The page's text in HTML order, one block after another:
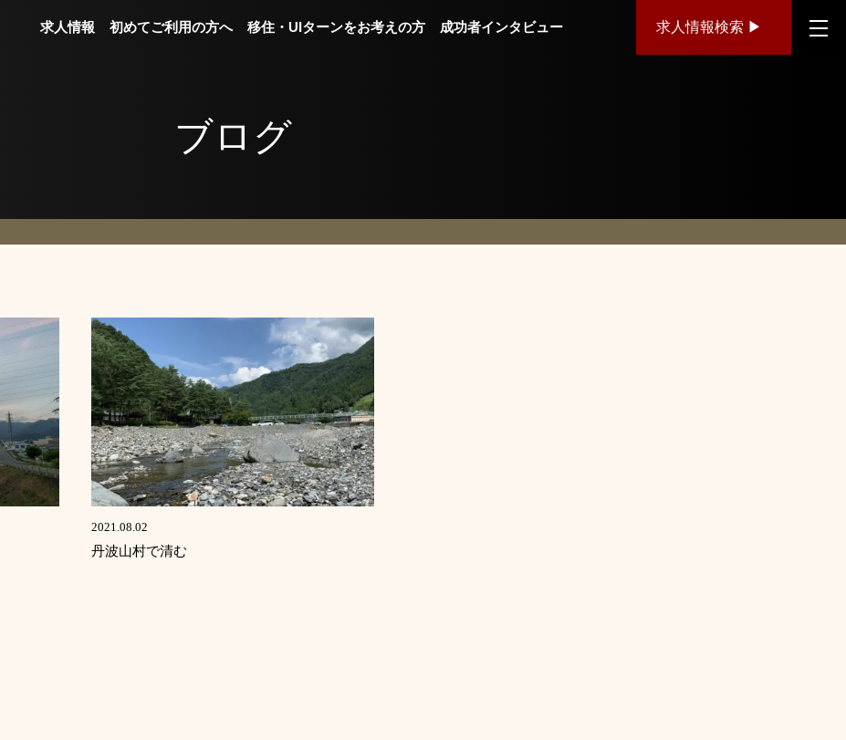
求人情報 初めてご利用の方へ 移住・UIターンをお考えの方 成功者インタビュー 求人情報検索 ▶
ブログ
2021.08.02
丹波山村で清む